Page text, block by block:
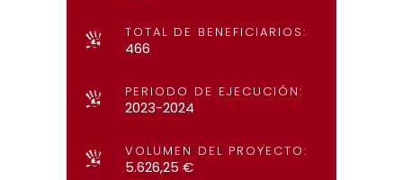
TOTAL DE BENEFICIARIOS:
466
PERIODO DE EJECUCIÓN:
2023-2024
VOLUMEN DEL PROYECTO:
5.626,25 €